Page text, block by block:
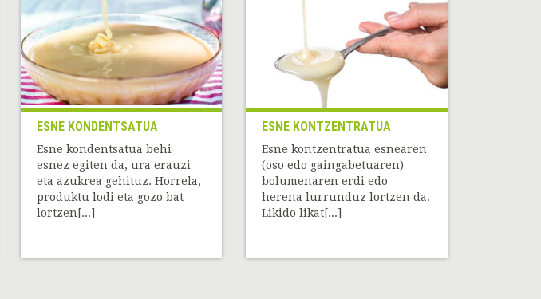
ESNE KONDENTSATUA
Esne kondentsatua behi
esnez egiten da, ura erauzi
eta azukrea gehituz. Horrela,
produktu lodi eta gozo bat
lortzen[...]
ESNE KONTZENTRATUA
Esne kontzentratua esnearen
(oso edo gaingabetuaren)
bolumenaren erdi edo
herena lurrunduz lortzen da.
Likido likat[...]